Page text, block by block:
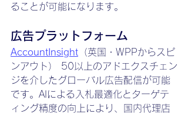
ることが可能になります。
広告プラットフォーム
AccountInsight （英国・WPPからスピ
ンアウト） 50以上のアドエクスチェン
ジを介したグローバル広告配信が可能
です。AIによる入札最適化とターゲテ
ィング精度の向上により、国内代理店